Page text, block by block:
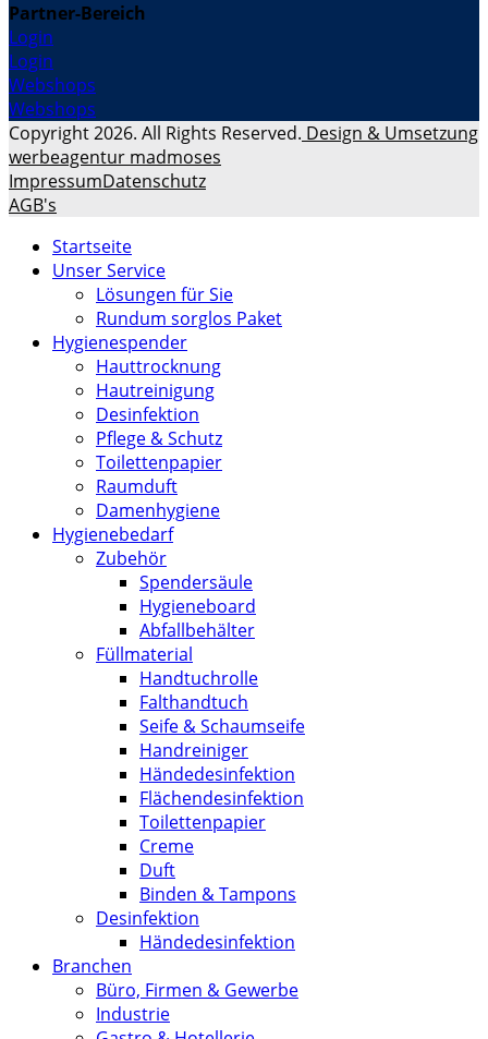
Partner-Bereich
Login
Login
Webshops
Webshops
Copyright 2026. All Rights Reserved. Design & Umsetzung
werbeagentur madmoses
ImpressumDatenschutz
AGB's
Startseite
Unser Service
Lösungen für Sie
Rundum sorglos Paket
Hygienespender
Hauttrocknung
Hautreinigung
Desinfektion
Pflege & Schutz
Toilettenpapier
Raumduft
Damenhygiene
Hygienebedarf
Zubehör
Spendersäule
Hygieneboard
Abfallbehälter
Füllmaterial
Handtuchrolle
Falthandtuch
Seife & Schaumseife
Handreiniger
Händedesinfektion
Flächendesinfektion
Toilettenpapier
Creme
Duft
Binden & Tampons
Desinfektion
Händedesinfektion
Branchen
Büro, Firmen & Gewerbe
Industrie